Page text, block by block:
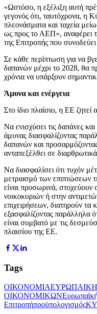
«Ωστόσο, η εξέλιξη αυτή
γεγονός ότι, ταυτόχρονα, η
πλεονάσματα και ταχεία
ως προς το ΑΕΠ», αναφέρει
της Επιτροπής που συνοδεύει
Σε κάθε περίπτωση για να
δαπανών μέχρι το 2028, θα
χρόνια να υπάρξουν
Άμυνα και ενέργεια
Στο ίδιο πλαίσιο, η ΕΕ
Να ενισχύσει τις δαπάνες
άμυνας διασφαλίζοντας
δαπανών και
ανταπεξέλθει σε
Να διασφαλίσει ότι τυχόν
μετριασμό των επιπτώσεων
είναι προσωρινά,
νοικοκυριών ή στην
επιχειρήσεων, διατηρούν τα
εξασφαλίζοντας παράλληλα
είναι συμβατό με τις
πλαισίου της ΕΕ.
Tags
ΟΙΚΟΝΟΜΙΑ
ΟΙΚΟΝΟΜΙΚΩΝ
Επιτροπήπροϋπολογισμός